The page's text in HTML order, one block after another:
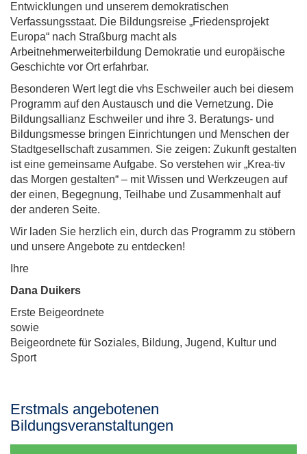
Entwicklungen und unserem demokratischen
Verfassungsstaat. Die Bildungsreise „Friedensprojekt
Europa“ nach Straßburg macht als
Arbeitnehmerweiterbildung Demokratie und europäische
Geschichte vor Ort erfahrbar.
Besonderen Wert legt die vhs Eschweiler auch bei diesem
Programm auf den Austausch und die Vernetzung. Die
Bildungsallianz Eschweiler und ihre 3. Beratungs- und
Bildungsmesse bringen Einrichtungen und Menschen der
Stadtgesellschaft zusammen. Sie zeigen: Zukunft gestalten
ist eine gemeinsame Aufgabe. So verstehen wir „Krea-tiv
das Morgen gestalten“ – mit Wissen und Werkzeugen auf
der einen, Begegnung, Teilhabe und Zusammenhalt auf
der anderen Seite.
Wir laden Sie herzlich ein, durch das Programm zu stöbern
und unsere Angebote zu entdecken!
Ihre
Dana Duikers
Erste Beigeordnete
sowie
Beigeordnete für Soziales, Bildung, Jugend, Kultur und
Sport
Erstmals angebotenen
Bildungsveranstaltungen